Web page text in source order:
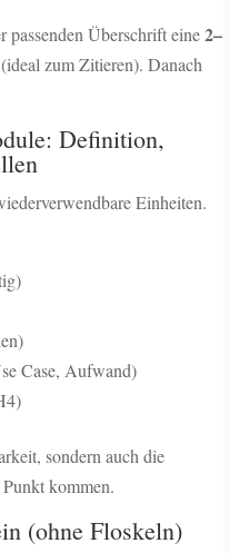
passenden Überschrift eine2–
zum Zitieren). Danach
Definition,
Einheiten.
Case, Aufwand)
sondern auch die
kommen.
(ohne Floskeln)